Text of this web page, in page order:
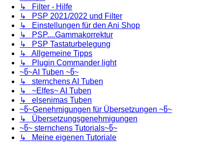
↳ Filter - Hilfe
↳ PSP 2021/2022 und Filter
↳ Einstellungen für den Ani Shop
↳ PSP....Gammakorrektur
↳ PSP Tastaturbelegung
↳ Allgemeine Tipps
↳ Plugin Commander light
~წ~AI Tuben ~წ~
↳ sternchens AI Tuben
↳ ~Elfes~ AI Tuben
↳ elsenimas Tuben
~წ~Genehmigungen für Übersetzungen ~წ~
↳ Übersetzungsgenehmigungen
~წ~ sternchens Tutorials~წ~
↳ Meine eigenen Tutoriale